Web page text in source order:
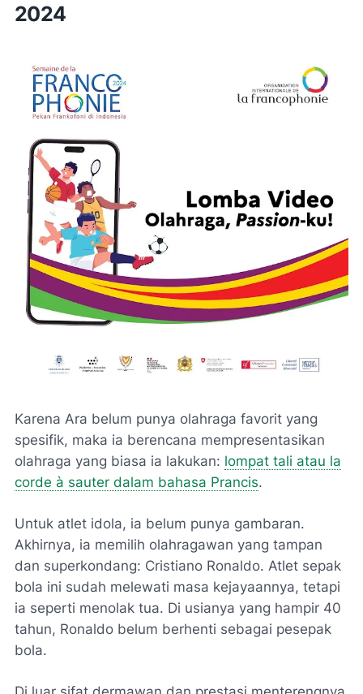
2024
Karena Ara belum punya olahraga favorit yang
spesifik, maka ia berencana mempresentasikan
olahraga yang biasa ia lakukan: lompat tali atau la
corde à sauter dalam bahasa Prancis.
Untuk atlet idola, ia belum punya gambaran.
Akhirnya, ia memilih olahragawan yang tampan
dan superkondang: Cristiano Ronaldo. Atlet sepak
bola ini sudah melewati masa kejayaannya, tetapi
ia seperti menolak tua. Di usianya yang hampir 40
tahun, Ronaldo belum berhenti sebagai pesepak
bola.